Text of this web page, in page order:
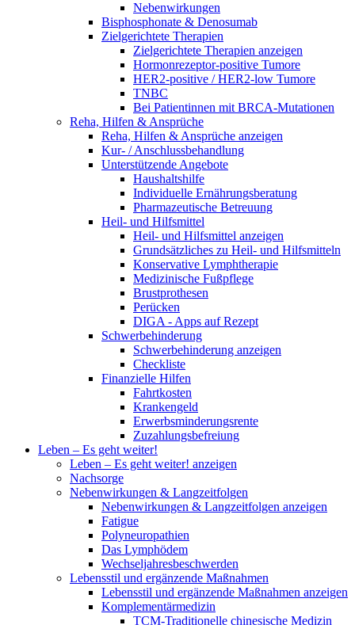
Nebenwirkungen
Bisphosphonate & Denosumab
Zielgerichtete Therapien
Zielgerichtete Therapien anzeigen
Hormonrezeptor-positive Tumore
HER2-positive / HER2-low Tumore
TNBC
Bei Patientinnen mit BRCA-Mutationen
Reha, Hilfen & Ansprüche
Reha, Hilfen & Ansprüche anzeigen
Kur- / Anschlussbehandlung
Unterstützende Angebote
Haushaltshilfe
Individuelle Ernährungsberatung
Pharmazeutische Betreuung
Heil- und Hilfsmittel
Heil- und Hilfsmittel anzeigen
Grundsätzliches zu Heil- und Hilfsmitteln
Konservative Lymphtherapie
Medizinische Fußpflege
Brustprothesen
Perücken
DIGA - Apps auf Rezept
Schwerbehinderung
Schwerbehinderung anzeigen
Checkliste
Finanzielle Hilfen
Fahrtkosten
Krankengeld
Erwerbsminderungsrente
Zuzahlungsbefreiung
Leben – Es geht weiter!
Leben – Es geht weiter! anzeigen
Nachsorge
Nebenwirkungen & Langzeitfolgen
Nebenwirkungen & Langzeitfolgen anzeigen
Fatigue
Polyneuropathien
Das Lymphödem
Wechseljahresbeschwerden
Lebensstil und ergänzende Maßnahmen
Lebensstil und ergänzende Maßnahmen anzeigen
Komplementärmedizin
TCM-Traditionelle chinesische Medizin